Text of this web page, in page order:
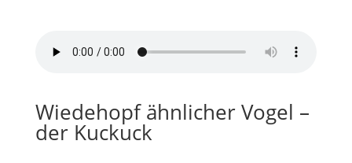
Wiedehopf ähnlicher Vogel –
der Kuckuck